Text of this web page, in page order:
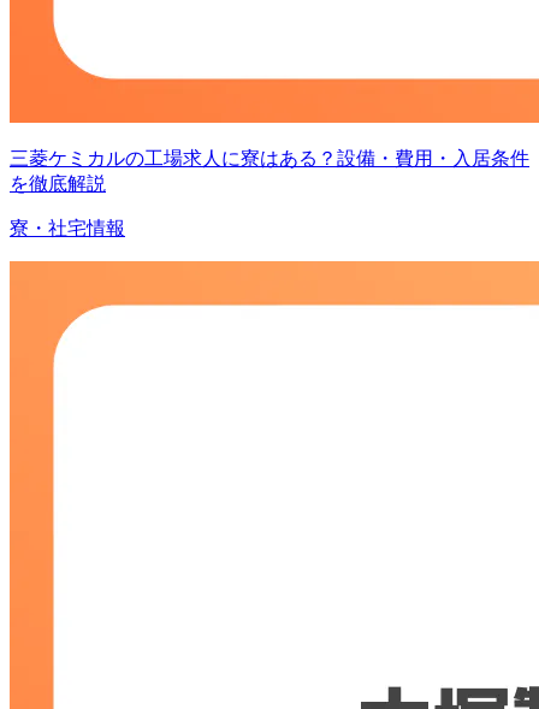
三菱ケミカルの工場求人に寮はある？設備・費用・入居条件
を徹底解説
寮・社宅情報